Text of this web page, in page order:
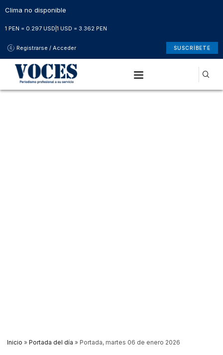
Clima no disponible
1 PEN = 0.297 USD 1 USD = 3.362 PEN
Registrarse / Acceder SUSCRÍBETE
Inicio » Portada del día » Portada, martes 06 de enero 2026